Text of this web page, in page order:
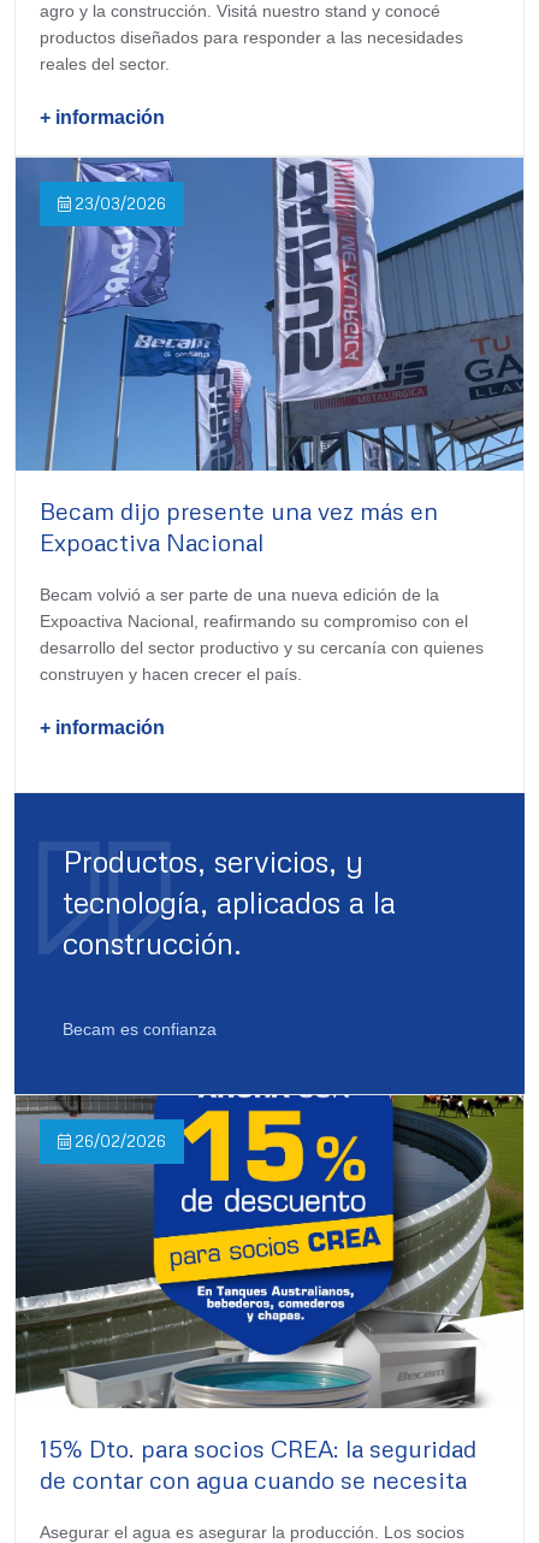
agro y la construcción. Visitá nuestro stand y conocé
productos diseñados para responder a las necesidades
reales del sector.
+ información
23/03/2026
Becam dijo presente una vez más en
Expoactiva Nacional
Becam volvió a ser parte de una nueva edición de la
Expoactiva Nacional, reafirmando su compromiso con el
desarrollo del sector productivo y su cercanía con quienes
construyen y hacen crecer el país.
+ información
Productos, servicios, y
tecnología, aplicados a la
construcción.
Becam es confianza
26/02/2026
15% Dto. para socios CREA: la seguridad
de contar con agua cuando se necesita
Asegurar el agua es asegurar la producción. Los socios